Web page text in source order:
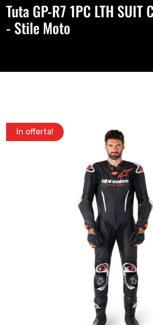
Tuta GP-R7 1PC LTH SUIT
- Stile Moto
In offerta!